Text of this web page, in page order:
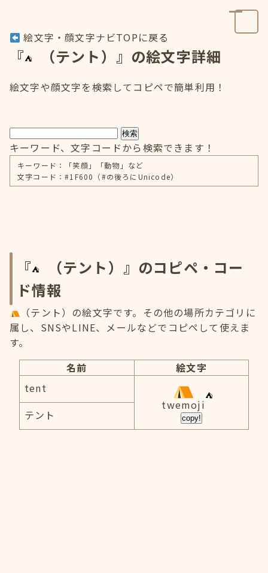
絵文字・顔文字ナビTOPに戻る
『 （テント）』の絵文字詳細
絵文字や顔文字を検索してコピペで簡単利用！
検索
キーワード、文字コードから検索できます！
キーワード：「笑顔」「動物」など
文字コード：#1F600（#の後ろにUnicode）
『
（テント）』のコピペ・コー
ド情報
（テント）の絵文字です。その他の場所カテゴリに
属し、SNSやLINE、メールなどでコピペして使えま
す。
名前
絵文字
tent
twemoji
copy!
テント